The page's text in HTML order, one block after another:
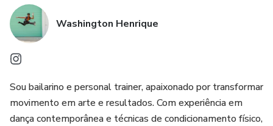
Washington Henrique
Sou bailarino e personal trainer, apaixonado por transformar
movimento em arte e resultados. Com experiência em
dança contemporânea e técnicas de condicionamento físico,